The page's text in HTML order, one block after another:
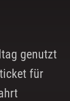
genutzt
für